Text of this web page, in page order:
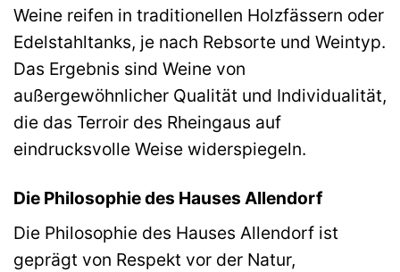
Weine reifen in traditionellen Holzfässern oder
Edelstahltanks, je nach Rebsorte und Weintyp.
Das Ergebnis sind Weine von
außergewöhnlicher Qualität und Individualität,
die das Terroir des Rheingaus auf
eindrucksvolle Weise widerspiegeln.
Die Philosophie des Hauses Allendorf
Die Philosophie des Hauses Allendorf ist
geprägt von Respekt vor der Natur,